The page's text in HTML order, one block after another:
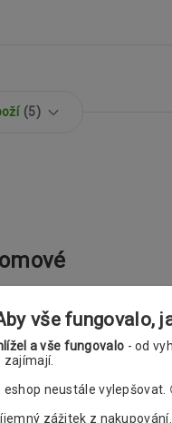
5
vše fungovalo,
a vše fungovalo - od
zajímají.
neustále vylepšovat.
zážitek z nakupování.